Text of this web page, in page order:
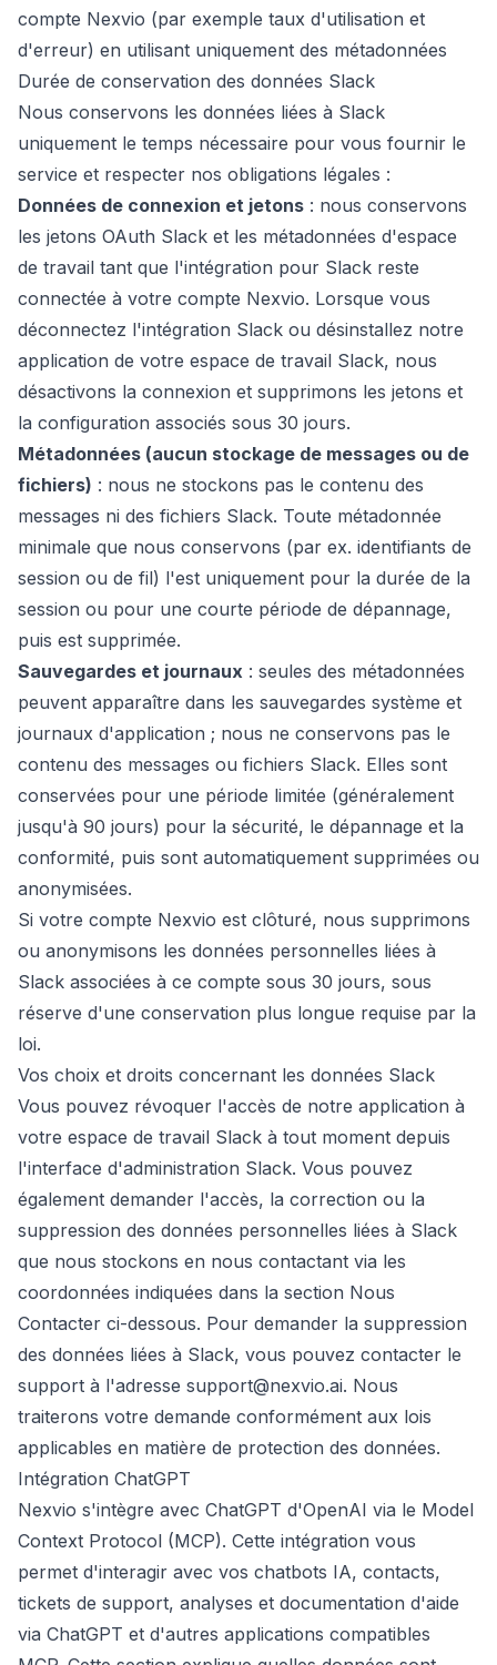
compte Nexvio (par exemple taux d'utilisation et
d'erreur) en utilisant uniquement des métadonnées
Durée de conservation des données Slack
Nous conservons les données liées à Slack
uniquement le temps nécessaire pour vous fournir le
service et respecter nos obligations légales :
Données de connexion et jetons : nous conservons
les jetons OAuth Slack et les métadonnées d'espace
de travail tant que l'intégration pour Slack reste
connectée à votre compte Nexvio. Lorsque vous
déconnectez l'intégration Slack ou désinstallez notre
application de votre espace de travail Slack, nous
désactivons la connexion et supprimons les jetons et
la configuration associés sous 30 jours.
Métadonnées (aucun stockage de messages ou de
fichiers) : nous ne stockons pas le contenu des
messages ni des fichiers Slack. Toute métadonnée
minimale que nous conservons (par ex. identifiants de
session ou de fil) l'est uniquement pour la durée de la
session ou pour une courte période de dépannage,
puis est supprimée.
Sauvegardes et journaux : seules des métadonnées
peuvent apparaître dans les sauvegardes système et
journaux d'application ; nous ne conservons pas le
contenu des messages ou fichiers Slack. Elles sont
conservées pour une période limitée (généralement
jusqu'à 90 jours) pour la sécurité, le dépannage et la
conformité, puis sont automatiquement supprimées ou
anonymisées.
Si votre compte Nexvio est clôturé, nous supprimons
ou anonymisons les données personnelles liées à
Slack associées à ce compte sous 30 jours, sous
réserve d'une conservation plus longue requise par la
loi.
Vos choix et droits concernant les données Slack
Vous pouvez révoquer l'accès de notre application à
votre espace de travail Slack à tout moment depuis
l'interface d'administration Slack. Vous pouvez
également demander l'accès, la correction ou la
suppression des données personnelles liées à Slack
que nous stockons en nous contactant via les
coordonnées indiquées dans la section Nous
Contacter ci-dessous. Pour demander la suppression
des données liées à Slack, vous pouvez contacter le
support à l'adresse support@nexvio.ai. Nous
traiterons votre demande conformément aux lois
applicables en matière de protection des données.
Intégration ChatGPT
Nexvio s'intègre avec ChatGPT d'OpenAI via le Model
Context Protocol (MCP). Cette intégration vous
permet d'interagir avec vos chatbots IA, contacts,
tickets de support, analyses et documentation d'aide
via ChatGPT et d'autres applications compatibles